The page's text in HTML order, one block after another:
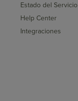
Estado del Servicio
Help Center
Integraciones